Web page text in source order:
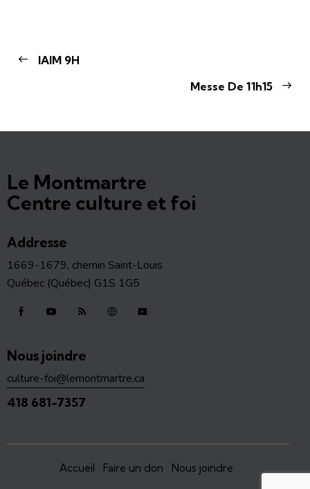
IAIM 9H
Messe De 11h15
Le Montmartre
Centre culture et foi
Addresse
1669-1679, chemin Saint-Louis
Québec (Québec) G1S 1G5
Nous joindre
culture-foi@lemontmartre.ca
418 681-7357
Accueil Faire un don Nous joindre